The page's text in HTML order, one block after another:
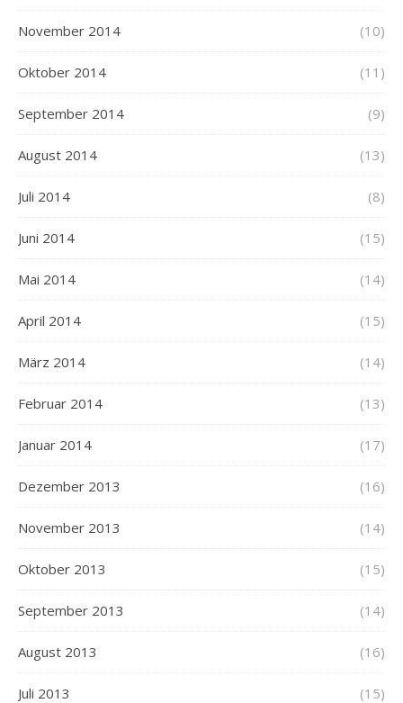
November 2014 (10)
Oktober 2014 (11)
September 2014 (9)
August 2014 (13)
Juli 2014 (8)
Juni 2014 (15)
Mai 2014 (14)
April 2014 (15)
März 2014 (14)
Februar 2014 (13)
Januar 2014 (17)
Dezember 2013 (16)
November 2013 (14)
Oktober 2013 (15)
September 2013 (14)
August 2013 (16)
Juli 2013 (15)